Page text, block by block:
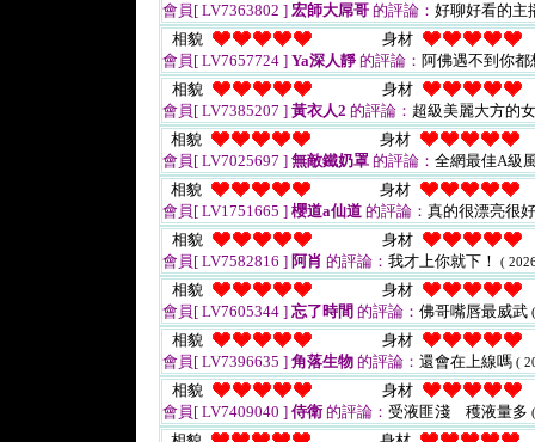
會員[ LV7363802 ] 宏師大屌哥 的評論： 好聊好看的主
相貌
身材
會員[ LV7657724 ] Ya深人靜的評論： 阿佛遇不到你
相貌
身材
會員[ LV7385207 ] 黃衣人2 的評論： 超級美麗大方的
相貌
身材
會員[ LV7025697 ] 無敵鐵奶罩 的評論： 全網最佳A級
相貌
身材
會員[ LV1751665 ] 櫻道a仙道 的評論： 真的很漂亮很
相貌
身材
會員[ LV7582816 ] 阿肖 的評論： 我才上你就下！ (
相貌
身材
會員[ LV7605344 ] 忘了時間 的評論： 佛哥嘴唇最威武
相貌
身材
會員[ LV7396635 ] 角落生物 的評論： 還會在上線嗎 (
相貌
身材
會員[ LV7409040 ] 侍衛 的評論： 受液匪淺 穫液量多